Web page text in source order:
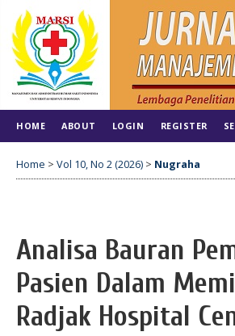
HOME ABOUT LOGIN REGISTER
Home > Vol 10, No 2 (2026) > Nugraha
Analisa Bauran
Pasien Dalam
Radjak Hospital